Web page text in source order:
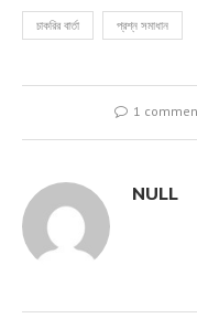
চাকরির বার্তা প্রশ্ন সমাধান
1
NULL